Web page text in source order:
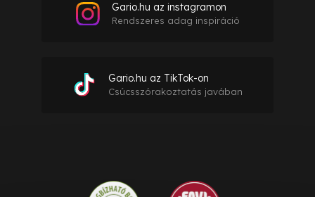
Gario.hu az instagramon
Rendszeres adag inspiráció
Gario.hu az TikTok-on
Csúcsszórakoztatás javában